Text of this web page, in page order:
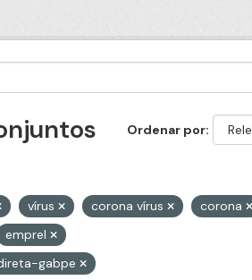
Ordenar por
vírus corona vírus corona
emprel
gabpe